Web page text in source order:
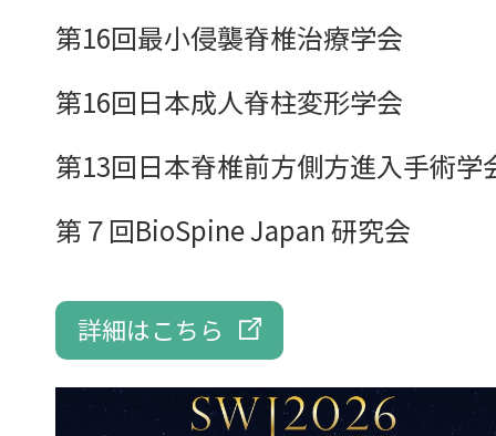
第16回最小侵襲脊椎治療学会
第16回日本成人脊柱変形学会
第13回日本脊椎前方側方進入手術学
第７回BioSpine Japan 研究会
詳細はこちら